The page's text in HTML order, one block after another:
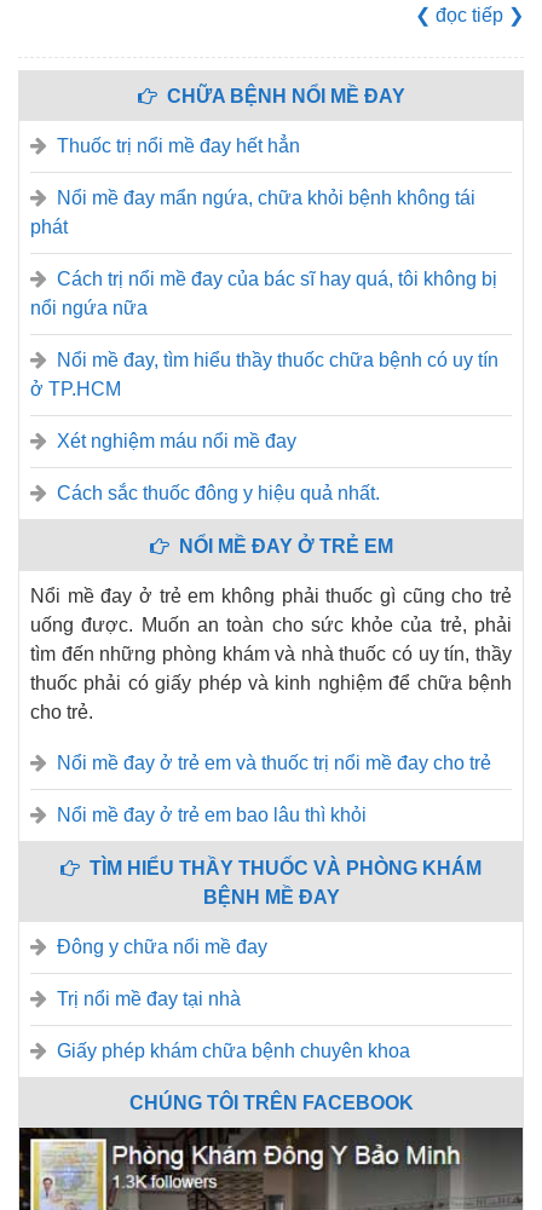
❮ đọc tiếp ❯
CHỮA BỆNH NỔI MỀ ĐAY
Thuốc trị nổi mề đay hết hẳn
Nổi mề đay mẩn ngứa, chữa khỏi bệnh không tái
phát
Cách trị nổi mề đay của bác sĩ hay quá, tôi không bị
nổi ngứa nữa
Nổi mề đay, tìm hiểu thầy thuốc chữa bệnh có uy tín
ở TP.HCM
Xét nghiệm máu nổi mề đay
Cách sắc thuốc đông y hiệu quả nhất.
NỔI MỀ ĐAY Ở TRẺ EM
Nổi mề đay ở trẻ em không phải thuốc gì cũng cho trẻ
uống được. Muốn an toàn cho sức khỏe của trẻ, phải
tìm đến những phòng khám và nhà thuốc có uy tín, thầy
thuốc phải có giấy phép và kinh nghiệm để chữa bệnh
cho trẻ.
Nổi mề đay ở trẻ em và thuốc trị nổi mề đay cho trẻ
Nổi mề đay ở trẻ em bao lâu thì khỏi
TÌM HIỂU THẦY THUỐC VÀ PHÒNG KHÁM
BỆNH MỀ ĐAY
Đông y chữa nổi mề đay
Trị nổi mề đay tại nhà
Giấy phép khám chữa bệnh chuyên khoa
CHÚNG TÔI TRÊN FACEBOOK